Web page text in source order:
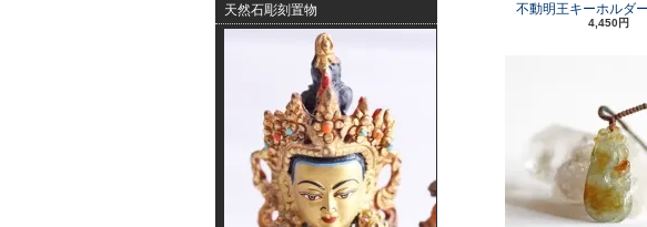
天然石彫刻置物 不動明王キーホルダ
4,450円